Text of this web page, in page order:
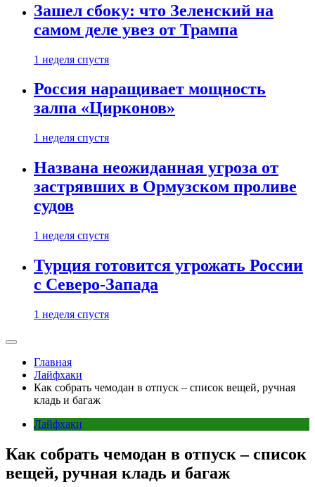
Зашел сбоку: что Зеленский на
самом деле увез от Трампа
1 неделя спустя
Россия наращивает мощность
залпа «Цирконов»
1 неделя спустя
Названа неожиданная угроза от
застрявших в Ормузском проливе
судов
1 неделя спустя
Турция готовится угрожать России
с Северо-Запада
1 неделя спустя
Главная
Лайфхаки
Как собрать чемодан в отпуск – список вещей, ручная
кладь и багаж
Лайфхаки
Как собрать чемодан в отпуск – список
вещей, ручная кладь и багаж